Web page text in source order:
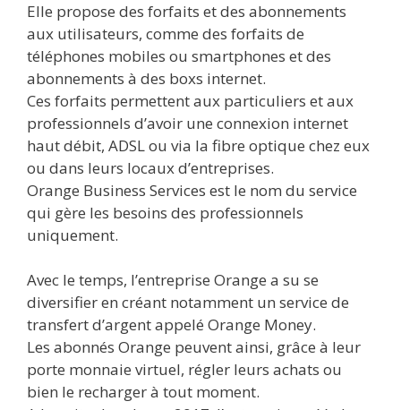
Elle propose des forfaits et des abonnements
aux utilisateurs, comme des forfaits de
téléphones mobiles ou smartphones et des
abonnements à des boxs internet.
Ces forfaits permettent aux particuliers et aux
professionnels d’avoir une connexion internet
haut débit, ADSL ou via la fibre optique chez eux
ou dans leurs locaux d’entreprises.
Orange Business Services est le nom du service
qui gère les besoins des professionnels
uniquement.
Avec le temps, l’entreprise Orange a su se
diversifier en créant notamment un service de
transfert d’argent appelé Orange Money.
Les abonnés Orange peuvent ainsi, grâce à leur
porte monnaie virtuel, régler leurs achats ou
bien le recharger à tout moment.